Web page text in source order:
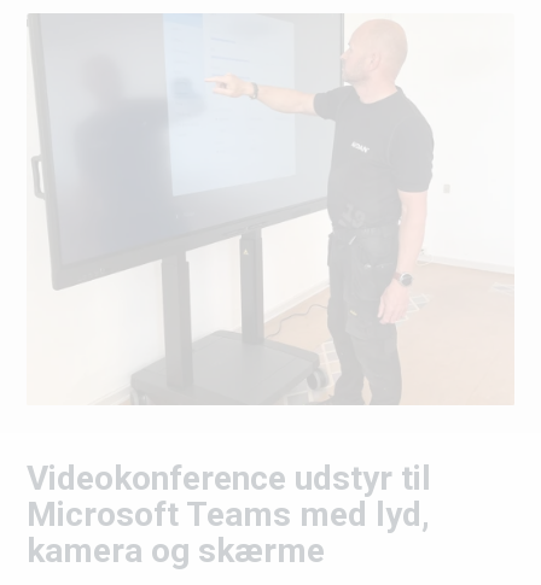
Videokonference udstyr til
Microsoft Teams med lyd,
kamera og skærme